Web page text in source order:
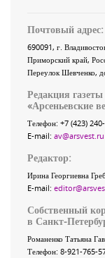
Почтовый адрес:
690091, г.
Приморский край,
Переулок Шевченко,
Редакция газеты
«Арсеньевские
Телефон: +7 (423)
E-mail: av@arsvest.ru
Редактор:
Ирина Георгиевна
E-mail:
Собственный
в Санкт-
Романенко Татьяна
Телефон: 8-921-765-